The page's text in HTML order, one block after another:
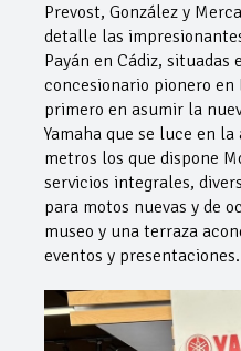
Prevost, González y
detalle las
Payán en Cádiz, situadas
concesionario pionero
primero en asumir la
Yamaha que se luce en
metros los que dispone
servicios integrales,
para motos nuevas y de
museo y una terraza
eventos y presentaciones.